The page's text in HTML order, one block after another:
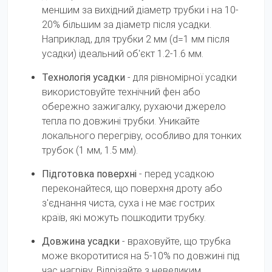
меншим за вихідний діаметр трубки і на 10-
20% більшим за діаметр після усадки.
Наприклад, для трубки 2 мм (d=1 мм після
усадки) ідеальний об'єкт 1.2-1.6 мм.
Технологія усадки - для рівномірної усадки
використовуйте технічний фен або
обережно зажигалку, рухаючи джерело
тепла по довжині трубки. Уникайте
локального перегріву, особливо для тонких
трубок (1 мм, 1.5 мм).
Підготовка поверхні - перед усадкою
переконайтеся, що поверхня дроту або
з'єднання чиста, суха і не має гострих
країв, які можуть пошкодити трубку.
Довжина усадки - враховуйте, що трубка
може вкоротитися на 5-10% по довжині під